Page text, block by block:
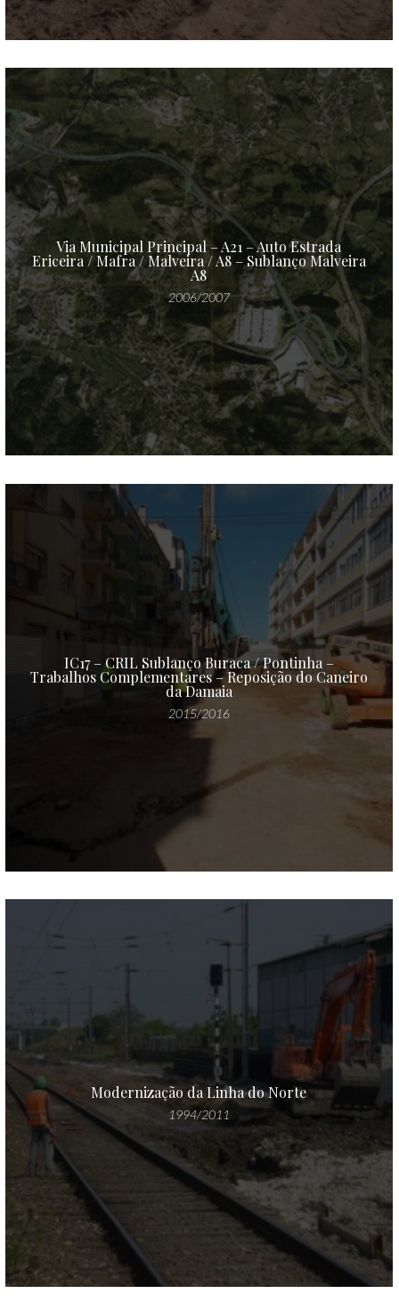
Via Municipal Principal – A21 – Auto Estrada
Ericeira / Mafra / Malveira / A8 – Sublanço Malveira
A8
2006/2007
IC17 – CRIL Sublanço Buraca / Pontinha –
Trabalhos Complementares – Reposição do Caneiro
da Damaia
2015/2016
Modernização da Linha do Norte
1994/2011